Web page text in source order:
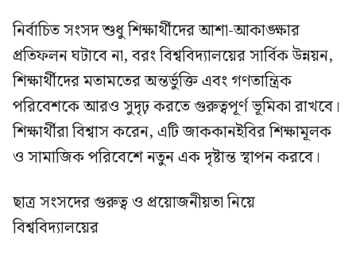
নির্বাচিত সংসদ শুধু শিক্ষার্থীদের আশা-আকাঙ্ক্ষার
প্রতিফলন ঘটাবে না, বরং বিশ্ববিদ্যালয়ের সার্বিক উন্নয়ন,
শিক্ষার্থীদের মতামতের অন্তর্ভুক্তি এবং গণতান্ত্রিক
পরিবেশকে আরও সুদৃঢ় করতে গুরুত্বপূর্ণ ভূমিকা রাখবে।
শিক্ষার্থীরা বিশ্বাস করেন, এটি জাককানইবির শিক্ষামূলক
ও সামাজিক পরিবেশে নতুন এক দৃষ্টান্ত স্থাপন করবে।
ছাত্র সংসদের গুরুত্ব ও প্রয়োজনীয়তা নিয়ে
বিশ্ববিদ্যালয়ের